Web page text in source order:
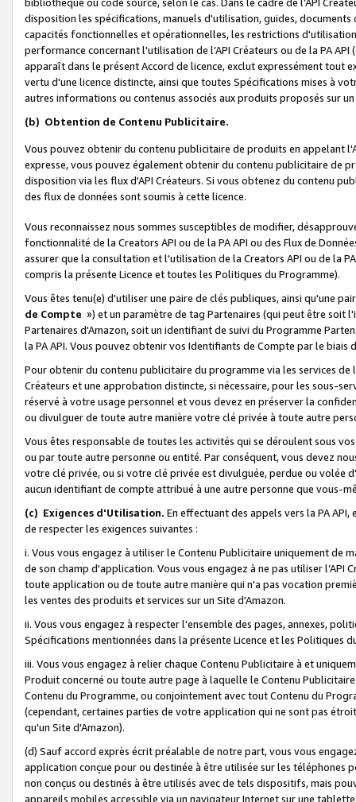
disposition les spécifications, manuels d'utilisation, guides,
capacités fonctionnelles et opérationnelles, les restrictions
performance concernant l'utilisation de l’API Créateurs ou de la PA
apparaît dans le présent Accord de licence, exclut expressément tout
vertu d'une licence distincte, ainsi que toutes Spécifications mises à
autres informations ou contenus associés aux produits proposés sur
(b) Obtention de Contenu Publicitaire.
Vous pouvez obtenir du contenu publicitaire de produits en appelant
expresse, vous pouvez également obtenir du contenu publicitaire de
disposition via les flux d'API Créateurs. Si vous obtenez du contenu
des flux de données sont soumis à cette licence.
Vous reconnaissez nous sommes susceptibles de modifier,
fonctionnalité de la Creators API ou de la PA API ou des Flux de
assurer que la consultation et l'utilisation de la Creators API ou de la
compris la présente Licence et toutes les Politiques du Programme).
Vous êtes tenu(e) d'utiliser une paire de clés publiques, ainsi qu'une
de Compte ») et un paramètre de tag Partenaires (qui peut être soit
Partenaires d'Amazon, soit un identifiant de suivi du Programme
la PA API. Vous pouvez obtenir vos Identifiants de Compte par le biais
Pour obtenir du contenu publicitaire du programme via les services
Créateurs et une approbation distincte, si nécessaire, pour les sous-
réservé à votre usage personnel et vous devez en préserver la
ou divulguer de toute autre manière votre clé privée à toute autre
Vous êtes responsable de toutes les activités qui se déroulent sous
ou par toute autre personne ou entité. Par conséquent, vous devez
votre clé privée, ou si votre clé privée est divulguée, perdue ou volée
aucun identifiant de compte attribué à une autre personne que vous-
(c) Exigences d'Utilisation. En effectuant des appels vers la PA
de respecter les exigences suivantes :
i. Vous vous engagez à utiliser le Contenu Publicitaire uniquement de
de son champ d'application. Vous vous engagez à ne pas utiliser l’API
toute application ou de toute autre manière qui n'a pas vocation
les ventes des produits et services sur un Site d'Amazon.
ii. Vous vous engagez à respecter l'ensemble des pages, annexes,
Spécifications mentionnées dans la présente Licence et les Politiques
iii. Vous vous engagez à relier chaque Contenu Publicitaire à et
Produit concerné ou toute autre page à laquelle le Contenu
Contenu du Programme, ou conjointement avec tout Contenu du
(cependant, certaines parties de votre application qui ne sont pas
qu'un Site d'Amazon).
(d) Sauf accord exprès écrit préalable de notre part, vous vous
application conçue pour ou destinée à être utilisée sur les téléphones
non conçus ou destinés à être utilisés avec de tels dispositifs, mais
appareils mobiles accessible via un navigateur Internet sur une